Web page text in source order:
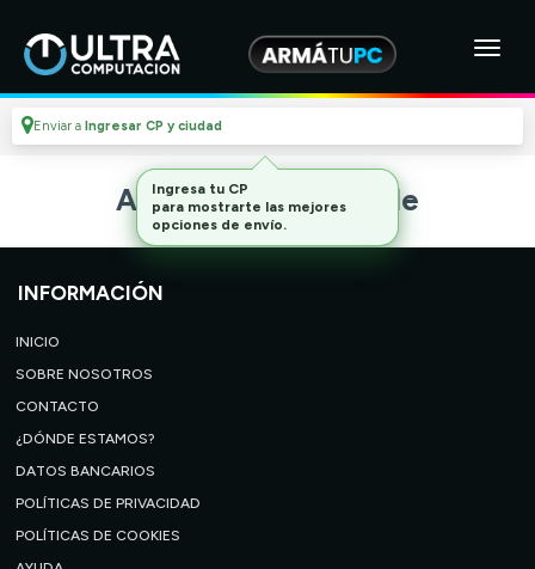
Enviar a Ingresar CP y ciudad
Artículo no disponible
INFORMACIÓN
INICIO
SOBRE NOSOTROS
CONTACTO
¿DÓNDE ESTAMOS?
DATOS BANCARIOS
POLÍTICAS DE PRIVACIDAD
POLÍTICAS DE COOKIES
Ingresa tu CP
para mostrarte las mejores
opciones de envío.